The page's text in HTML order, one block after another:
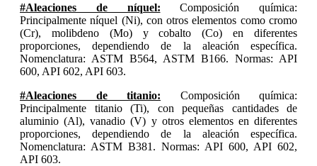
#Aleaciones de níquel: Composición química:
Principalmente níquel (Ni), con otros elementos como cromo
(Cr), molibdeno (Mo) y cobalto (Co) en diferentes
proporciones, dependiendo de la aleación específica.
Nomenclatura: ASTM B564, ASTM B166. Normas: API
600, API 602, API 603.
#Aleaciones de titanio: Composición química:
Principalmente titanio (Ti), con pequeñas cantidades de
aluminio (Al), vanadio (V) y otros elementos en diferentes
proporciones, dependiendo de la aleación específica.
Nomenclatura: ASTM B381. Normas: API 600, API 602,
API 603.